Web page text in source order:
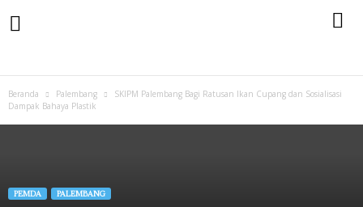
Beranda Palembang
SKIPM Palembang Bagi Ratusan Ikan Cupang dan Sosialisasi
Dampak Bahaya Plastik
PEMDA PALEMBANG